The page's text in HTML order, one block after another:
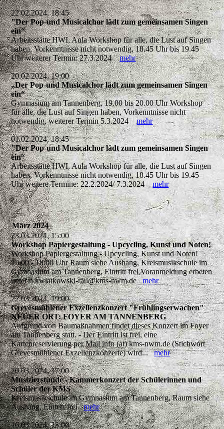
22.02.2024, 18:45
"Der Pop-und Musicalchor lädt zum gemeinsamen Singen
ein“
Arbeitsstätte HWI, Aula Workshop für alle, die Lust auf Singen
haben, Vorkenntnisse nicht notwendig, 18.45 Uhr bis 19.45
Uhr weiterer Termin: 27.3.2024mehr
20.02.2024, 19:00
„Der Pop-und Musicalchor lädt zum gemeinsamen Singen
ein“
Gymnasium am Tannenberg, 19.00 bis 20.00 Uhr Workshop
für alle, die Lust auf Singen haben, Vorkenntnisse nicht
notwendig, weiterer Termin 5.3.2024mehr
01.02.2024, 18:45
"Der Pop-und Musicalchor lädt zum gemeinsamen Singen
ein“
Arbeitsstätte HWI, Aula Workshop für alle, die Lust auf Singen
haben, Vorkenntnisse nicht notwendig, 18.45 Uhr bis 19.45
Uhr weitere Termine: 22.2.2024/ 7.3.2024mehr
März 2024
23.03.2024, 15:00
Workshop Papiergestaltung - Upcycling, Kunst und Noten!
Workshop Papiergestaltung - Upcycling, Kunst und Noten!
15:00 - 18:00 Uhr Raum siehe Aushang, Kreismusikschule im
Gymnasium am Tannenberg, Eintritt frei Voranmeldung erbeten
unter n.kwiatkowski-rau@kms-nwm.demehr
22.03.2024, 19:00
Grevesmühlener Exzellenzkonzert "Frühlingserwachen"
NEUER ORT: FOYER AM TANNENBERG
Aufgrund von Baumaßnahmen findet dieses Konzert im Foyer
am Tannenberg statt. - Der Eintritt ist frei, eine
Kartenreservierung per Mail info (at) kms-nwm.de (Stichwort
Grevesmühlener Exzellenzkonzerte) wird...mehr
20.03.2024, 17:00
Musizierstunde - Kammerkonzert der Schülerinnen und
Schüler der KMS
Kreismusikschule im Gymnasium am Tannenberg, Raum siehe
Aushang, Eintritt freimehr
16.03.2024, 15:00